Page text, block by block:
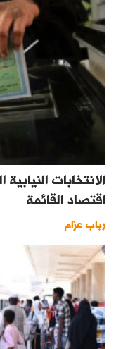
الانتخابات
اقتصاد القائمة
رباب عزام